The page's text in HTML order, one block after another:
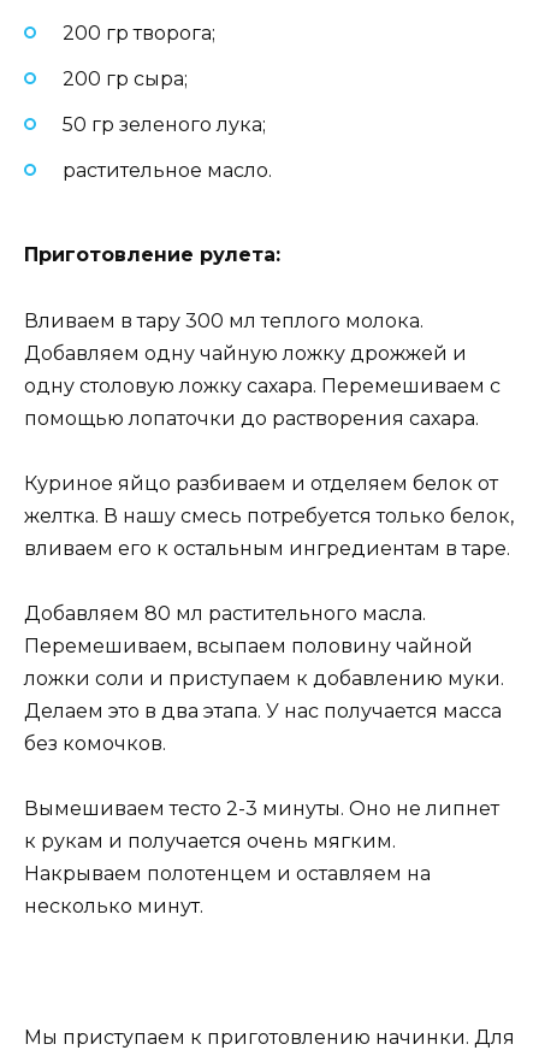
200 гр творога;
200 гр сыра;
50 гр зеленого лука;
растительное масло.
Приготовление рулета:
Вливаем в тару 300 мл теплого молока.
Добавляем одну чайную ложку дрожжей и
одну столовую ложку сахара. Перемешиваем с
помощью лопаточки до растворения сахара.
Куриное яйцо разбиваем и отделяем белок от
желтка. В нашу смесь потребуется только белок,
вливаем его к остальным ингредиентам в таре.
Добавляем 80 мл растительного масла.
Перемешиваем, всыпаем половину чайной
ложки соли и приступаем к добавлению муки.
Делаем это в два этапа. У нас получается масса
без комочков.
Вымешиваем тесто 2-3 минуты. Оно не липнет
к рукам и получается очень мягким.
Накрываем полотенцем и оставляем на
несколько минут.
Мы приступаем к приготовлению начинки. Для